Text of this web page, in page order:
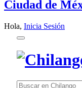
Hola, Inicia Sesión